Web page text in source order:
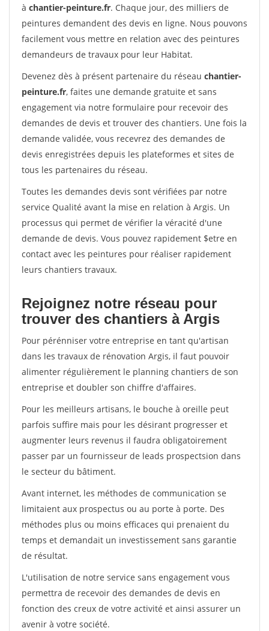
à chantier-peinture.fr. Chaque jour, des milliers de
peintures demandent des devis en ligne. Nous pouvons
facilement vous mettre en relation avec des peintures
demandeurs de travaux pour leur Habitat.
Devenez dès à présent partenaire du réseau chantier-
peinture.fr, faites une demande gratuite et sans
engagement via notre formulaire pour recevoir des
demandes de devis et trouver des chantiers. Une fois la
demande validée, vous recevrez des demandes de
devis enregistrées depuis les plateformes et sites de
tous les partenaires du réseau.
Toutes les demandes devis sont vérifiées par notre
service Qualité avant la mise en relation à Argis. Un
processus qui permet de vérifier la véracité d'une
demande de devis. Vous pouvez rapidement $etre en
contact avec les peintures pour réaliser rapidement
leurs chantiers travaux.
Rejoignez notre réseau pour
trouver des chantiers à Argis
Pour pérénniser votre entreprise en tant qu'artisan
dans les travaux de rénovation Argis, il faut pouvoir
alimenter régulièrement le planning chantiers de son
entreprise et doubler son chiffre d'affaires.
Pour les meilleurs artisans, le bouche à oreille peut
parfois suffire mais pour les désirant progresser et
augmenter leurs revenus il faudra obligatoirement
passer par un fournisseur de leads prospectsion dans
le secteur du bâtiment.
Avant internet, les méthodes de communication se
limitaient aux prospectus ou au porte à porte. Des
méthodes plus ou moins efficaces qui prenaient du
temps et demandait un investissement sans garantie
de résultat.
L'utilisation de notre service sans engagement vous
permettra de recevoir des demandes de devis en
fonction des creux de votre activité et ainsi assurer un
avenir à votre société.